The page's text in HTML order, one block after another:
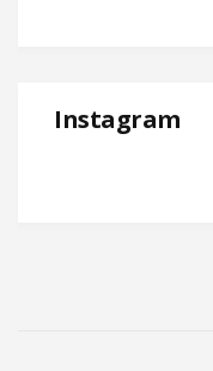
Instagram